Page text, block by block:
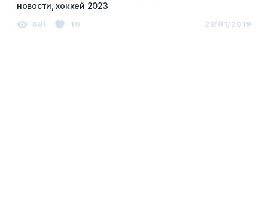
новости, хоккей 2023
681 10 23/01/2019